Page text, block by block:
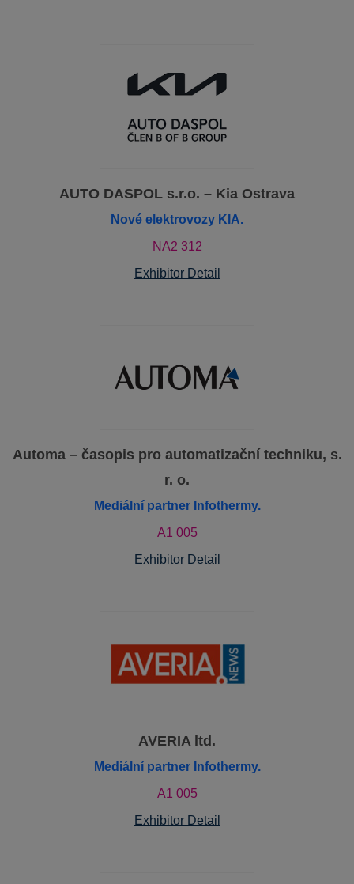
AUTO DASPOL s.r.o. – Kia Ostrava
Nové elektrovozy KIA.
NA2 312
Exhibitor Detail
Automa – časopis pro automatizační techniku, s.
r. o.
Mediální partner Infothermy.
A1 005
Exhibitor Detail
AVERIA ltd.
Mediální partner Infothermy.
A1 005
Exhibitor Detail